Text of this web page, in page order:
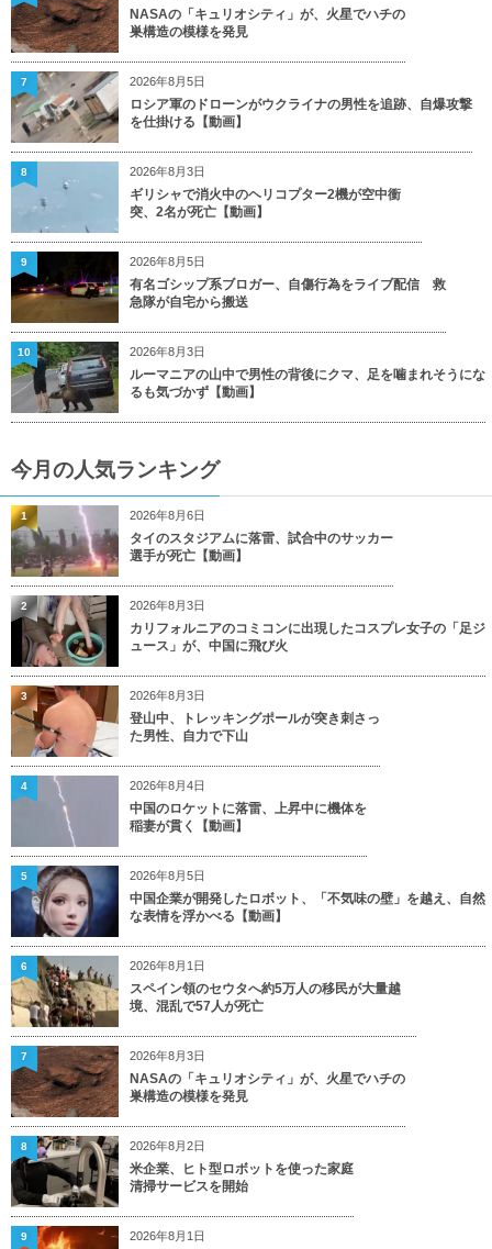
NASAの「キュリオシティ」が、火星でハチの
巣構造の模様を発見
2026年8月5日
ロシア軍のドローンがウクライナの男性を追跡、自爆攻撃
を仕掛ける【動画】
7
2026年8月3日
ギリシャで消火中のヘリコプター2機が空中衝
突、2名が死亡【動画】
8
2026年8月5日
有名ゴシップ系ブロガー、自傷行為をライブ配信 救
急隊が自宅から搬送
9
2026年8月3日
ルーマニアの山中で男性の背後にクマ、足を噛まれそうにな
るも気づかず【動画】
10
今月の人気ランキング
2026年8月6日
タイのスタジアムに落雷、試合中のサッカー
選手が死亡【動画】
1
2026年8月3日
カリフォルニアのコミコンに出現したコスプレ女子の「足ジ
ュース」が、中国に飛び火
2
2026年8月3日
登山中、トレッキングポールが突き刺さっ
た男性、自力で下山
3
2026年8月4日
中国のロケットに落雷、上昇中に機体を
稲妻が貫く【動画】
4
2026年8月5日
中国企業が開発したロボット、「不気味の壁」を越え、自然
な表情を浮かべる【動画】
5
2026年8月1日
スペイン領のセウタへ約5万人の移民が大量越
境、混乱で57人が死亡
6
2026年8月3日
NASAの「キュリオシティ」が、火星でハチの
巣構造の模様を発見
7
2026年8月2日
米企業、ヒト型ロボットを使った家庭
清掃サービスを開始
8
2026年8月1日
9